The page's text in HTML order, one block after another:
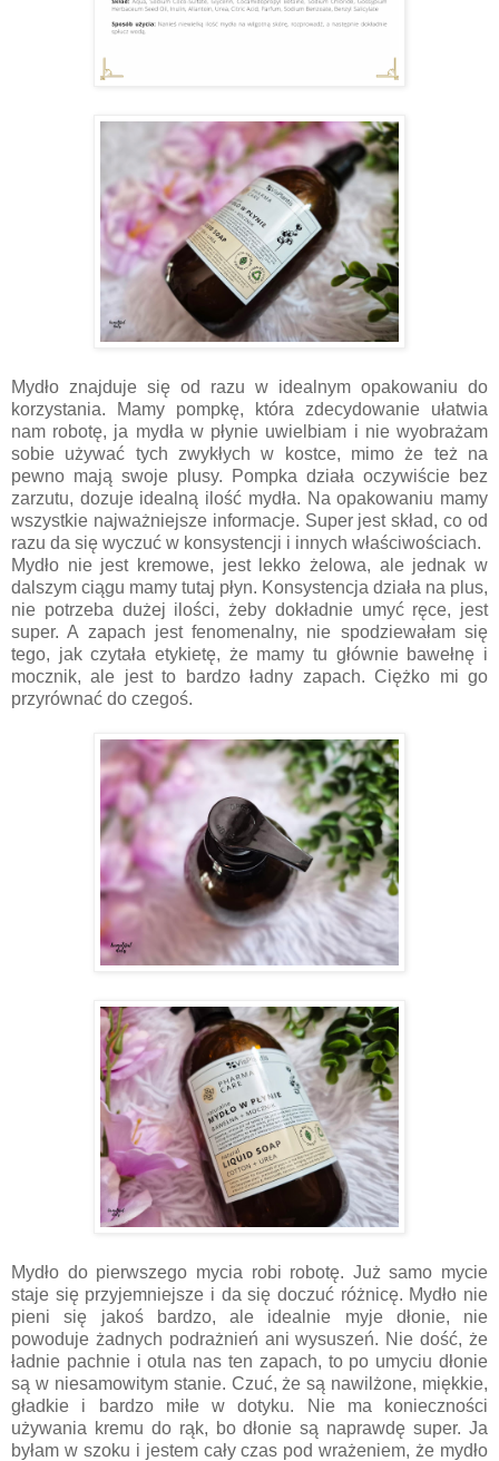
Mydło znajduje się od razu w idealnym opakowaniu do
korzystania. Mamy pompkę, która zdecydowanie ułatwia
nam robotę, ja mydła w płynie uwielbiam i nie wyobrażam
sobie używać tych zwykłych w kostce, mimo że też na
pewno mają swoje plusy. Pompka działa oczywiście bez
zarzutu, dozuje idealną ilość mydła. Na opakowaniu mamy
wszystkie najważniejsze informacje. Super jest skład, co od
razu da się wyczuć w konsystencji i innych właściwościach.
Mydło nie jest kremowe, jest lekko żelowa, ale jednak w
dalszym ciągu mamy tutaj płyn. Konsystencja działa na plus,
nie potrzeba dużej ilości, żeby dokładnie umyć ręce, jest
super. A zapach jest fenomenalny, nie spodziewałam się
tego, jak czytała etykietę, że mamy tu głównie bawełnę i
mocznik, ale jest to bardzo ładny zapach. Ciężko mi go
przyrównać do czegoś.
Mydło do pierwszego mycia robi robotę. Już samo mycie
staje się przyjemniejsze i da się doczuć różnicę. Mydło nie
pieni się jakoś bardzo, ale idealnie myje dłonie, nie
powoduje żadnych podrażnień ani wysuszeń. Nie dość, że
ładnie pachnie i otula nas ten zapach, to po umyciu dłonie
są w niesamowitym stanie. Czuć, że są nawilżone, miękkie,
gładkie i bardzo miłe w dotyku. Nie ma konieczności
używania kremu do rąk, bo dłonie są naprawdę super. Ja
byłam w szoku i jestem cały czas pod wrażeniem, że mydło